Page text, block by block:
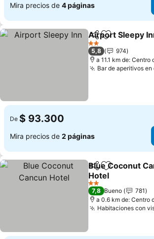
Mira precios de 4 páginas
CompartirAgregar a
Airport Sleepy
2 Estrellas
5,8
974
a 11.1 km de: Centro
Bar de aperitivos en
De $ 93.300
Mira precios de 2 páginas
CompartirAgregar a
Blue Coconut
Hotel
Ver precios
2 Estrellas
7,8 Bueno
781
a 0.6 km de: Centro
Habitaciones con